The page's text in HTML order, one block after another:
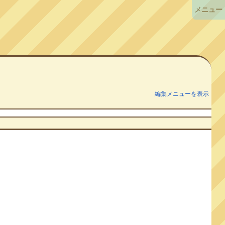
編集メニューを表示
メニュー